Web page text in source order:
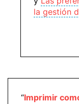
la gestión
“Imprimir